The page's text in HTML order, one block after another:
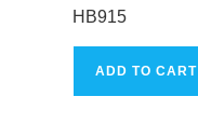
HB915
ADD TO CART